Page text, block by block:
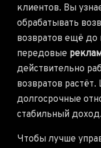
клиентов. Вы
обрабатывать
возвратов ещё до
передовые
действительно
возвратов
долгосрочные
стабильный доход.
Чтобы лучше